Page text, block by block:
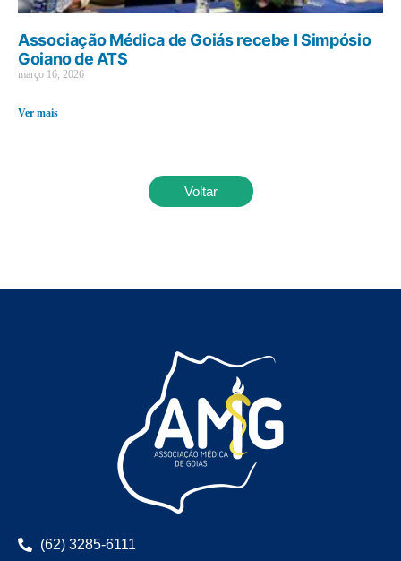
Associação Médica de Goiás recebe I Simpósio
Goiano de ATS
março 16, 2026
Ver mais
Voltar
(62) 3285-6111